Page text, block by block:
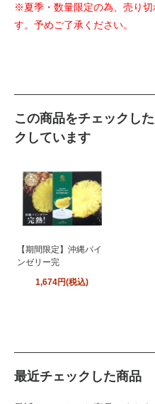
※夏季・数量限定の為、売り
す。予めご了承ください。
この商品をチェックし
クしています
【期間限定】沖縄パイ
ンゼリー完
1,674円(税込)
最近チェックした商品